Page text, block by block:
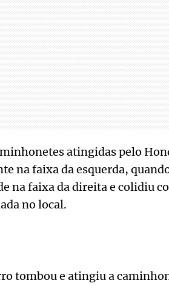
atingidas pelo
na faixa da esquerda,
na faixa da direita e colidiu
no local.
tombou e atingiu a